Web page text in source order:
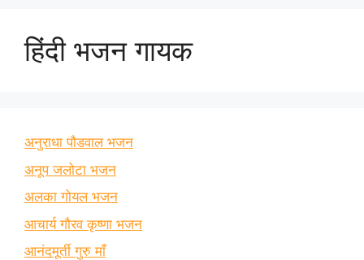
हिंदी भजन गायक
अनुराधा पौडवाल भजन
अनूप जलोटा भजन
अलका गोयल भजन
आचार्य गौरव कृष्णा भजन
आनंदमूर्ती गुरु माँ